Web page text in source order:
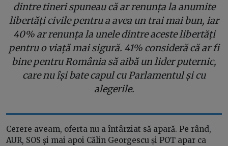
dintre tineri spuneau că ar renunța la anumite
libertăți civile pentru a avea un trai mai bun, iar
40% ar renunța la unele dintre aceste libertăți
pentru o viață mai sigură. 41% consideră că ar fi
bine pentru România să aibă un lider puternic,
care nu își bate capul cu Parlamentul și cu
alegerile.
Cerere aveam, oferta nu a întârziat să apară. Pe rând,
AUR, SOS și mai apoi Călin Georgescu și POT apar ca